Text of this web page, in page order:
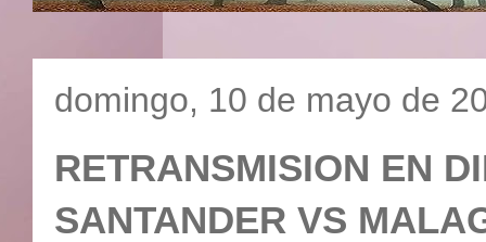
domingo, 10 de mayo de
RETRANSMISION EN
SANTANDER VS